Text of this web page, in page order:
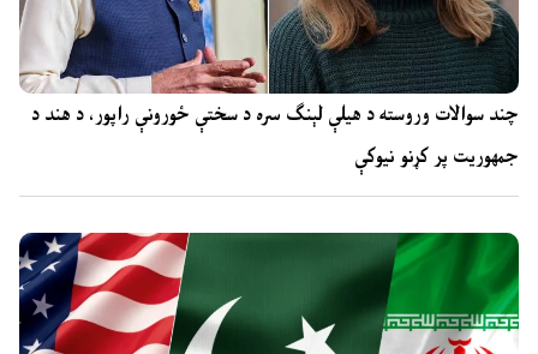
چند سوالات وروسته د هیلې لېنګ سره د سختې ځورونې راپور، د هند د
جمهوریت پر کړنو نیوکې